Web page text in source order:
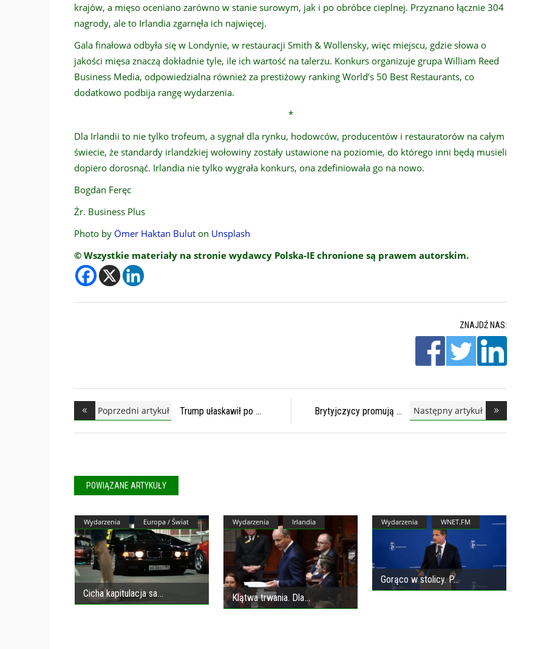
krajów, a mięso oceniano zarówno w stanie surowym, jak i po obróbce cieplnej. Przyznano łącznie 304
nagrody, ale to Irlandia zgarnęła ich najwięcej.
Gala finałowa odbyła się w Londynie, w restauracji Smith & Wollensky, więc miejscu, gdzie słowa o
jakości mięsa znaczą dokładnie tyle, ile ich wartość na talerzu. Konkurs organizuje grupa William Reed
Business Media, odpowiedzialna również za prestiżowy ranking World’s 50 Best Restaurants, co
dodatkowo podbija rangę wydarzenia.
*
Dla Irlandii to nie tylko trofeum, a sygnał dla rynku, hodowców, producentów i restauratorów na całym
świecie, że standardy irlandzkiej wołowiny zostały ustawione na poziomie, do którego inni będą musieli
dopiero dorosnąć. Irlandia nie tylko wygrała konkurs, ona zdefiniowała go na nowo.
Bogdan Feręc
Źr. Business Plus
Photo by Ömer Haktan Bulut on Unsplash
© Wszystkie materiały na stronie wydawcy Polska-IE chronione są prawem autorskim.
ZNAJDŹ NAS:
Poprzedni artykuł Trump ułaskawił po Brytyjczycy promują Następny artykuł
POWIĄZANE ARTYKUŁY
Wydarzenia Europa / Świat
Cicha kapitulacja sa
Wydarzenia Irlandia
Klątwa trwania. Dla
Wydarzenia WNET.FM
Gorąco w stolicy. P